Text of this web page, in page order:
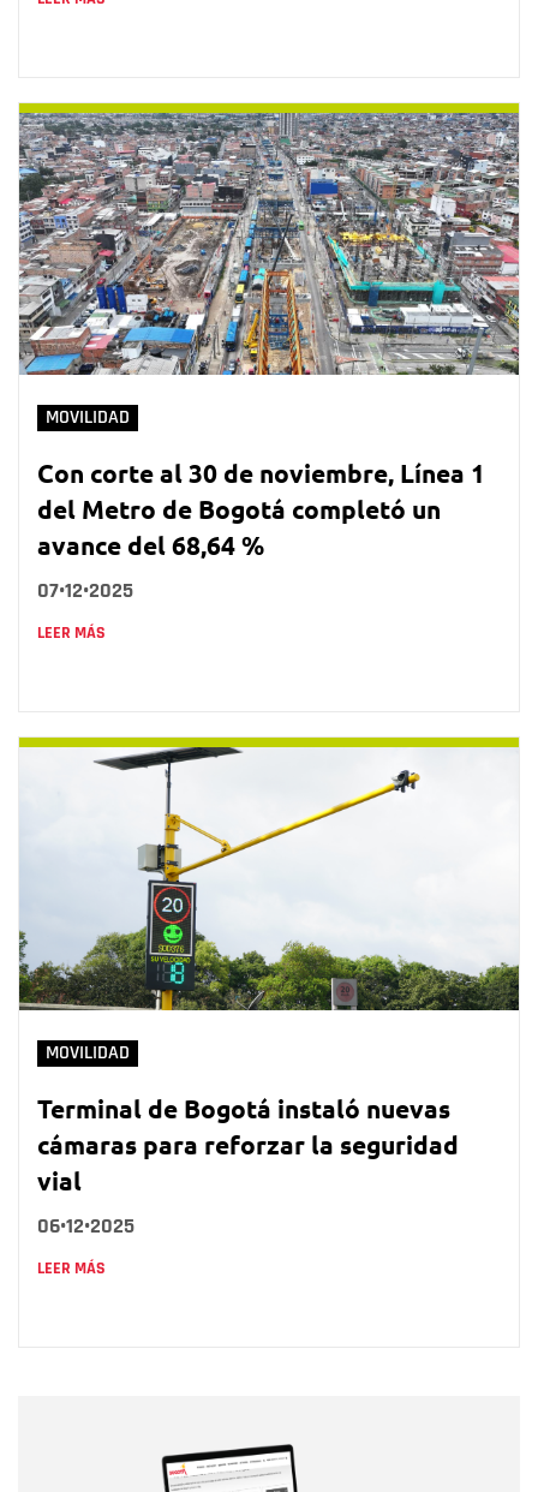
MOVILIDAD
Con corte al 30 de noviembre, Línea 1
del Metro de Bogotá completó un
avance del 68,64 %
07•12•2025
LEER MÁS
MOVILIDAD
Terminal de Bogotá instaló nuevas
cámaras para reforzar la seguridad
vial
06•12•2025
LEER MÁS